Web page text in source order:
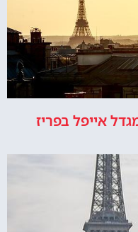
אייפל בפריז